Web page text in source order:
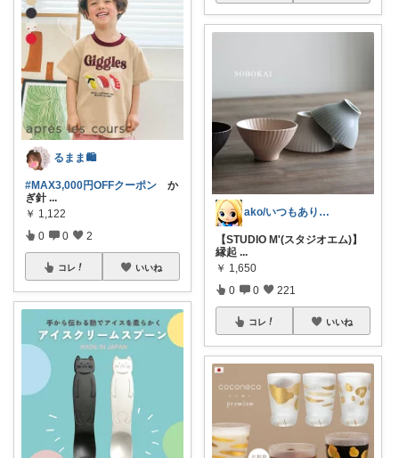
るまま🛍️
#MAX3,000円OFFクーポン か
ぎ針 ...
￥ 1,122
0 0 2
コレ いいね
ako/いつもありがとう🌈5日感謝
【STUDIO M'(スタジオエム)】
縁起 ...
￥ 1,650
0 0 221
コレ いいね